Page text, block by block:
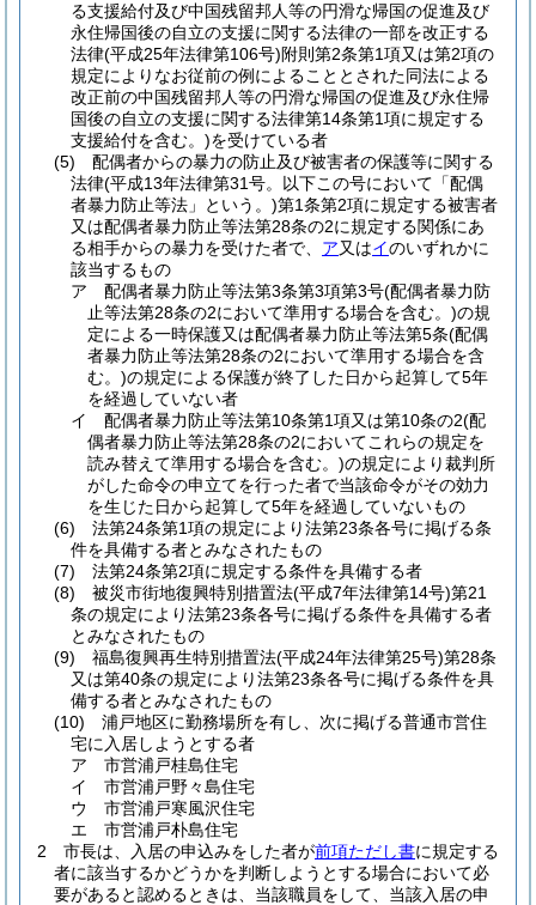
る支援給付及び中国残留邦人等の円滑な帰国の促進及び
永住帰国後の自立の支援に関する法律の一部を改正する
法律(平成25年法律第106号)附則第2条第1項又は第2項の
規定によりなお従前の例によることとされた同法による
改正前の中国残留邦人等の円滑な帰国の促進及び永住帰
国後の自立の支援に関する法律第14条第1項に規定する
支援給付を含む。)を受けている者
(5)
配偶者からの暴力の防止及び被害者の保護等に関する
法律(平成13年法律第31号。以下この号において「配偶
者暴力防止等法」という。)第1条第2項に規定する被害者
又は配偶者暴力防止等法第28条の2に規定する関係にあ
る相手からの暴力を受けた者で、 ア又はイのいずれかに
該当するもの
ア
配偶者暴力防止等法第3条第3項第3号(配偶者暴力防
止等法第28条の2において準用する場合を含む。)の規
定による一時保護又は配偶者暴力防止等法第5条(配偶
者暴力防止等法第28条の2において準用する場合を含
む。)の規定による保護が終了した日から起算して5年
を経過していない者
イ
配偶者暴力防止等法第10条第1項又は第10条の2(配
偶者暴力防止等法第28条の2においてこれらの規定を
読み替えて準用する場合を含む。)の規定により裁判所
がした命令の申立てを行った者で当該命令がその効力
を生じた日から起算して5年を経過していないもの
(6)
法第24条第1項の規定により法第23条各号に掲げる条
件を具備する者とみなされたもの
(7)
法第24条第2項に規定する条件を具備する者
(8)
被災市街地復興特別措置法(平成7年法律第14号)第21
条の規定により法第23条各号に掲げる条件を具備する者
とみなされたもの
(9)
福島復興再生特別措置法(平成24年法律第25号)第28条
又は第40条の規定により法第23条各号に掲げる条件を具
備する者とみなされたもの
(10)
浦戸地区に勤務場所を有し、次に掲げる普通市営住
宅に入居しようとする者
ア
市営浦戸桂島住宅
イ
市営浦戸野々島住宅
ウ
市営浦戸寒風沢住宅
エ
市営浦戸朴島住宅
2
市長は、入居の申込みをした者が前項ただし書に規定する
者に該当するかどうかを判断しようとする場合において必
要があると認めるときは、当該職員をして、当該入居の申